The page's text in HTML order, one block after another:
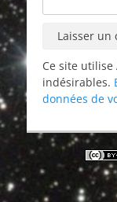
Ce site
indésirables.
données de